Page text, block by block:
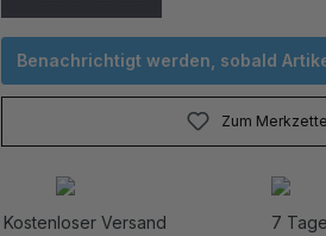
Benachrichtigt werden, sobald
Zum
Kostenloser Versand
7 Tage